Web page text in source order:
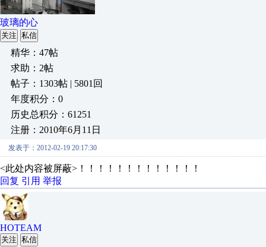
玻璃的心
关注 私信
精华：47帖
求助：2帖
帖子：1303帖 | 5801回
年度积分：0
历史总积分：61251
注册：2010年6月11日
发表于：2012-02-19 20:17:30
<此处内容被屏蔽>！！！！！！！！！！！！！
回复 引用 举报
HOTEAM
关注 私信